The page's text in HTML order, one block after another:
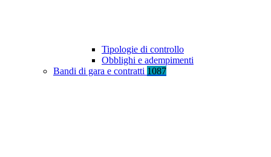
Tipologie di controllo
Obblighi e adempimenti
Bandi di gara e contratti 1087